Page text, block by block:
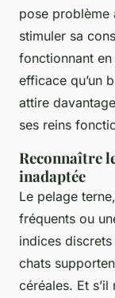
pose problème
stimuler sa
fonctionnant
efficace qu’un
attire
ses reins
Reconnaître
inadaptée
Le pelage
fréquents ou
indices
chats
céréales. Et